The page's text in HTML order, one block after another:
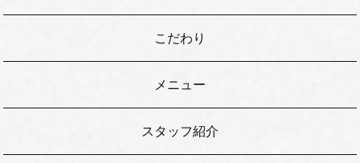
こだわり
メニュー
スタッフ紹介